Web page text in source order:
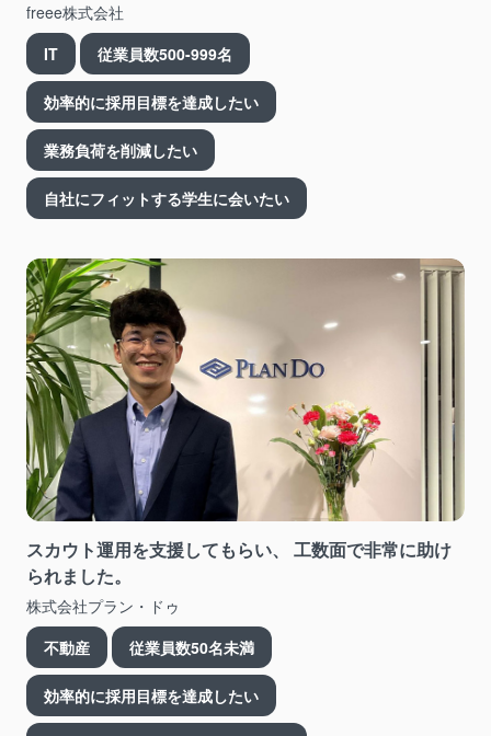
freee株式会社
IT
従業員数500-999名
効率的に採用目標を達成したい
業務負荷を削減したい
自社にフィットする学生に会いたい
スカウト運用を支援してもらい、 工数面で非常に助け
られました。
株式会社プラン・ドゥ
不動産
従業員数50名未満
効率的に採用目標を達成したい